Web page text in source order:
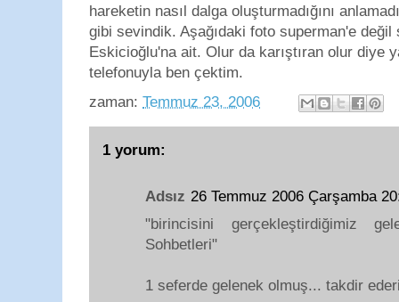
hareketin nasıl dalga oluşturmadığını
gibi sevindik. Aşağıdaki foto superman'e
Eskicioğlu'na ait. Olur da karıştıran olur diye
telefonuyla ben çektim.
zaman: Temmuz 23, 2006
1 yorum:
Adsız 26 Temmuz 2006 Çarşamba
"birincisini gerçekleştirdiğimiz
Sohbetleri"
1 seferde gelenek olmuş... takdir